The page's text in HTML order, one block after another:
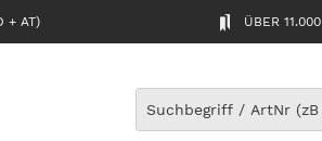
+ AT) ÜBER